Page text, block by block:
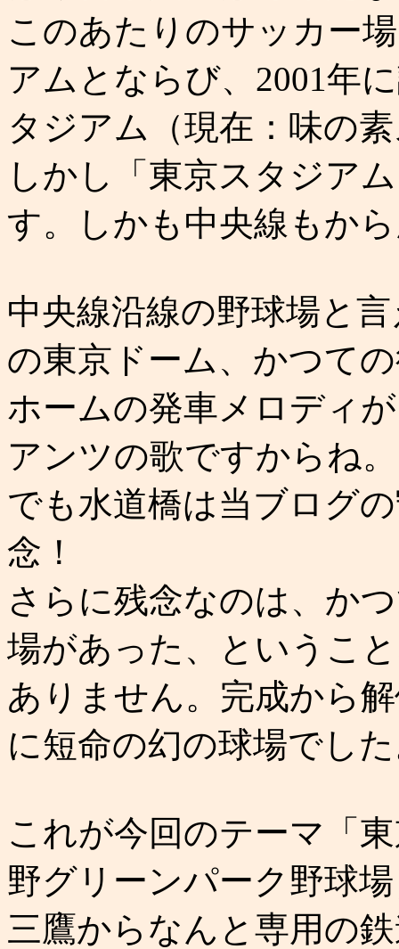
このあたりのサッカー
アムとならび、2001年
タジアム（現在：味の
しかし「東京スタジア
す。しかも中央線もか
中央線沿線の野球場と
の東京ドーム、かつて
ホームの発車メロディ
アンツの歌ですからね。
でも水道橋は当ブログ
念！
さらに残念なのは、か
場があった、というこ
ありません。完成から
に短命の幻の球場でし
これが今回のテーマ「
野グリーンパーク野球
三鷹からなんと専用の